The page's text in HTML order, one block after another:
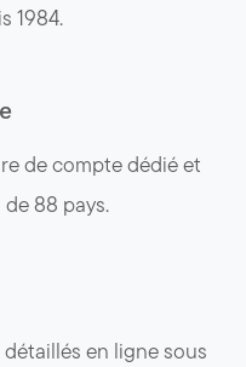
1984.
de compte dédié et
88 pays.
en ligne sous